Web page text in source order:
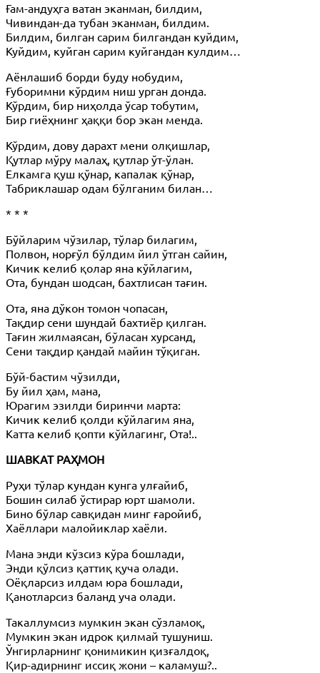
Ғам-андуҳга ватан эканман, билдим,
Чивиндан-да тубан эканман, билдим.
Билдим, билган сарим билгандан куйдим,
Куйдим, куйган сарим куйгандан кулдим…
Аёнлашиб борди буду нобудим,
Ғуборимни кўрдим ниш урган донда.
Кўрдим, бир ниҳолда ўсар тобутим,
Бир гиёҳнинг ҳаққи бор экан менда.
Кўрдим, дову дарахт мени олқишлар,
Қутлар мўру малаҳ, қутлар ўт-ўлан.
Елкамга қуш қўнар, капалак қўнар,
Табриклашар одам бўлганим билан…
* * *
Бўйларим чўзилар, тўлар билагим,
Полвон, норғўл бўлдим йил ўтган сайин,
Кичик келиб қолар яна кўйлагим,
Ота, бундан шодсан, бахтлисан тағин.
Ота, яна дўкон томон чопасан,
Тақдир сени шундай бахтиёр қилган.
Тағин жилмаясан, бўласан хурсанд,
Сени тақдир қандай майин тўқиган.
Бўй-бастим чўзилди,
Бу йил ҳам, мана,
Юрагим эзилди биринчи марта:
Кичик келиб қолди кўйлагим яна,
Катта келиб қопти кўйлагинг, Ота!..
ШАВКАТ РАҲМОН
Руҳи тўлар кундан кунга улғайиб,
Бошин силаб ўстирар юрт шамоли.
Бино бўлар савқидан минг ғаройиб,
Хаёллари малойиклар хаёли.
Мана энди кўзсиз кўра бошлади,
Энди қўлсиз қаттиқ қуча олади.
Оёқларсиз илдам юра бошлади,
Қанотларсиз баланд уча олади.
Такаллумсиз мумкин экан сўзламоқ,
Мумкин экан идрок қилмай тушуниш.
Ўнгирларнинг қонимикин қизғалдоқ,
Қир-адирнинг иссиқ жони – каламуш?..